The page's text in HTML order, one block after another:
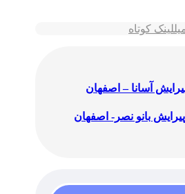
لینک کوتاه
آسانا – اصفهان
بانو نصر- اصفهان